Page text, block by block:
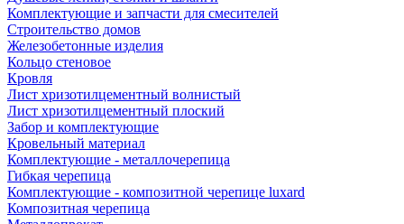
Комплектующие и запчасти для смесителей
Строительство домов
Железобетонные изделия
Кольцо стеновое
Кровля
Лист хризотилцементный волнистый
Лист хризотилцементный плоский
Забор и комплектующие
Кровельный материал
Комплектующие - металлочерепица
Гибкая черепица
Комплектующие - композитной черепице luxard
Композитная черепица